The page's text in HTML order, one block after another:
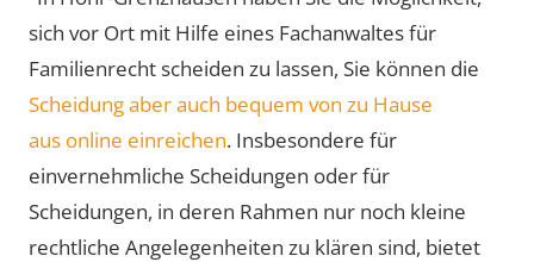
sich vor Ort mit Hilfe eines Fachanwaltes für
Familienrecht scheiden zu lassen, Sie können die
Scheidung aber auch bequem von zu Hause
aus online einreichen. Insbesondere für
einvernehmliche Scheidungen oder für
Scheidungen, in deren Rahmen nur noch kleine
rechtliche Angelegenheiten zu klären sind, bietet